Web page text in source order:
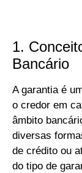
1.
Bancário
A garantia é
o credor em
âmbito
diversas
de crédito ou
do tipo de